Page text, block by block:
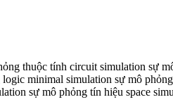
thuộc tính circuit simulation sự
minimal simulation sự mô
sự mô phỏng tín hiệu space